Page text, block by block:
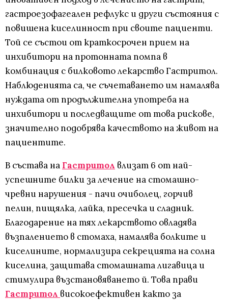
гастроезофагеален рефлукс и други състояния с
повишена киселинност при своите пациенти.
Той се състои от краткосрочен прием на
инхибитори на протонната помпа в
комбинация с билковото лекарство Гастритол.
Наблюденията са, че съчетаването им намалява
нуждата от продължителна употреба на
инхибитори и последващите от това рискове,
значително подобрява качеството на живот на
пациентите.
В състава на Гастритол влизат 6 от най-
успешните билки за лечение на стомашно-
чревни нарушения - пачи очиболец, горчив
пелин, пищялка, лайка, пресечка и сладник.
Благодарение на тях лекарството овладява
възпалението в стомаха, намалява болките и
киселините, нормализира секрецията на солна
киселина, защитава стомашната лигавица и
стимулира възстановяването й. Това прави
Гастритол високоефективен както за